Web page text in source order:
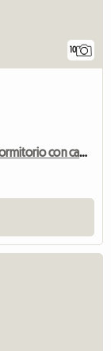
10
Apartamento privado completo de 45 m², 1 dormitorio con cama de matrimonio.